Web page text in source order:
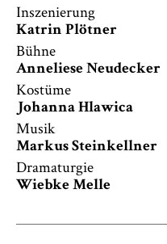
Inszenierung
Katrin Plötner
Bühne
Anneliese Neudecker
Kostüme
Johanna Hlawica
Musik
Markus Steinkellner
Dramaturgie
Wiebke Melle